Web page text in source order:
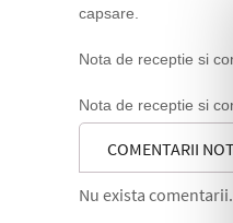
capsare.
Nota de receptie si
Nota de receptie si
COMENTARII
Nu exista